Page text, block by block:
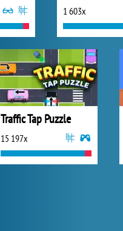
1 603x
Traffic Tap Puzzle
15 197x